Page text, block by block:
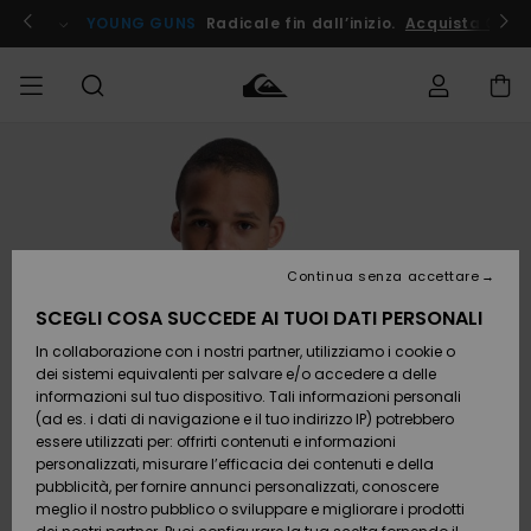
informazioni
prodotto
! YOUNG GUNS Radicale fin dall’inizio. Acquista Ora
Abbigliamento
Accessori
Calzature
e
infradito
Surf /
Acqua
Abbigliamento
Accessori
Calzature
e
infradito
Surf /
Acqua
Shop
Nuovi
Da
Scoprire
Snow
SURF
Surf Shop
Highlights
Comunità
SNOW
Snow
Uomo
Shop
Snow
Shop
Donna
OUTLET
Outlet
Outlet
Donna
Accedi al tuo
ordine
Pagamento
Buono regalo
Quiksilver
Freedom
SCEGLI COSA SUCCEDE AI TUOI DATI PERSONALI
In collaborazione con i nostri partner, utilizziamo i cookie o
dei sistemi equivalenti per salvare e/o accedere a delle
informazioni sul tuo dispositivo. Tali informazioni personali
(ad es. i dati di navigazione e il tuo indirizzo IP) potrebbero
essere utilizzati per: offrirti contenuti e informazioni
personalizzati, misurare l’efficacia dei contenuti e della
pubblicità, per fornire annunci personalizzati, conoscere
meglio il nostro pubblico o sviluppare e migliorare i prodotti
Continua senza accettare